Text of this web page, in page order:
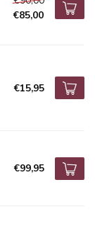
€85,00
€15,95
€99,95